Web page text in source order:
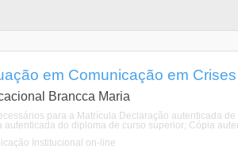
em Comunicação em
Brancca Maria
para a Matrícula Declaração autenticada
autenticada do diploma de curso superior; Cópia
Institucional on-line